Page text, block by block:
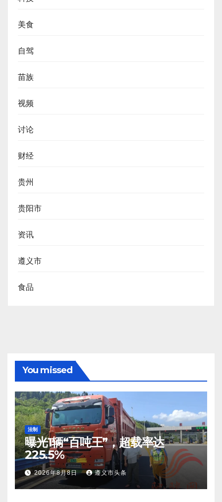
美食
自驾
苗族
视频
讨论
财经
贵州
贵阳市
资讯
遵义市
食品
You missed
法制
曝光1辆“百吨王”，超载率达
225.5%
2026年8月8日 遵义市头条